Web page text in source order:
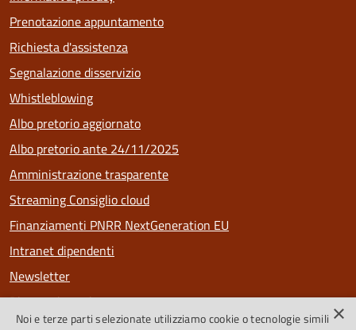
Prenotazione appuntamento
Richiesta d'assistenza
Segnalazione disservizio
Whistleblowing
Albo pretorio aggiornato
Albo pretorio ante 24/11/2025
Amministrazione trasparente
Streaming Consiglio cloud
Finanziamenti PNRR NextGeneration EU
Intranet dipendenti
Newsletter
Riconoscimenti
×
Noi e terze parti selezionate utilizziamo cookie o tecnologie simili